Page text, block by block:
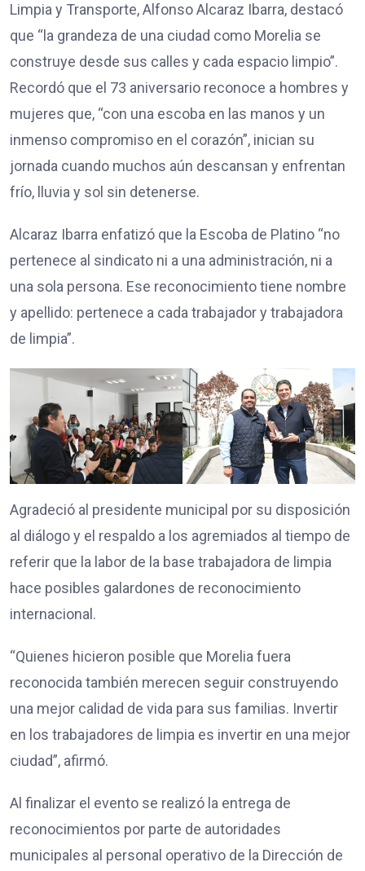
Limpia y Transporte, Alfonso Alcaraz Ibarra, destacó
que “la grandeza de una ciudad como Morelia se
construye desde sus calles y cada espacio limpio”.
Recordó que el 73 aniversario reconoce a hombres y
mujeres que, “con una escoba en las manos y un
inmenso compromiso en el corazón”, inician su
jornada cuando muchos aún descansan y enfrentan
frío, lluvia y sol sin detenerse.
Alcaraz Ibarra enfatizó que la Escoba de Platino “no
pertenece al sindicato ni a una administración, ni a
una sola persona. Ese reconocimiento tiene nombre
y apellido: pertenece a cada trabajador y trabajadora
de limpia”.
Agradeció al presidente municipal por su disposición
al diálogo y el respaldo a los agremiados al tiempo de
referir que la labor de la base trabajadora de limpia
hace posibles galardones de reconocimiento
internacional.
“Quienes hicieron posible que Morelia fuera
reconocida también merecen seguir construyendo
una mejor calidad de vida para sus familias. Invertir
en los trabajadores de limpia es invertir en una mejor
ciudad”, afirmó.
Al finalizar el evento se realizó la entrega de
reconocimientos por parte de autoridades
municipales al personal operativo de la Dirección de